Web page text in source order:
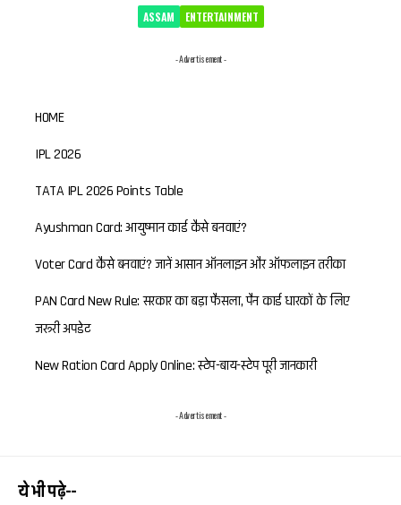
ASSAM ENTERTAINMENT
- Advertisement -
HOME
IPL 2026
TATA IPL 2026 Points Table
Ayushman Card: आयुष्मान कार्ड कैसे बनवाएं?
Voter Card कैसे बनवाएं? जानें आसान ऑनलाइन और ऑफलाइन तरीका
PAN Card New Rule: सरकार का बड़ा फैसला, पैन कार्ड धारकों के लिए
जरूरी अपडेट
New Ration Card Apply Online: स्टेप-बाय-स्टेप पूरी जानकारी
- Advertisement -
ये भी पढ़े--